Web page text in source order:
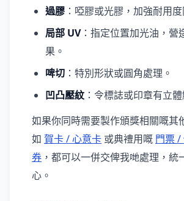
過膠 ：啞膠或光膠，加強耐用
局部 UV：指定位置加光油，營
果。
啤切 ：特別形狀或圓角處理。
凹凸壓紋 ：令標誌或印章有立體
如果你同時需要製作頒獎相關嘅其
如 賀卡 / 心意卡 或典禮用嘅 門票 /
券 ，都可以一併交俾我哋處理，統
心。